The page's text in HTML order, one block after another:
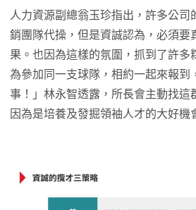
人力資源副總翁玉珍指出，許多公司
銷團隊代操，但是資誠認為，必須要
果。也因為這樣的氛圍，抓到了許多
為參加同一支球隊，相約一起來報到
事！」林永智透露，所長會主動找這
因為是培養及發掘領袖人才的大好機